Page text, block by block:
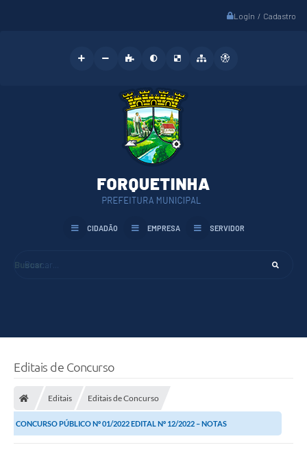
Login / Cadastro
Buscar...
CIDADÃO EMPRESA SERVIDOR
Editais de Concurso
Editais Editais de Concurso
CONCURSO PÚBLICO Nº 01/2022 EDITAL Nº 12/2022 – NOTAS